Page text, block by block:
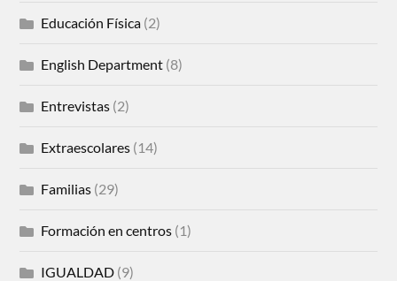
Educación Física (2)
English Department (8)
Entrevistas (2)
Extraescolares (14)
Familias (29)
Formación en centros (1)
IGUALDAD (9)